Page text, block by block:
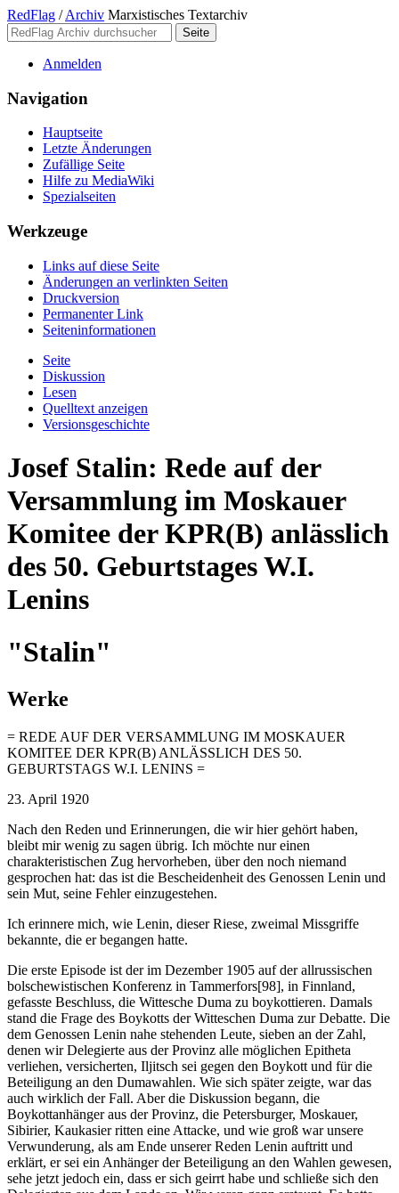
RedFlag / Archiv Marxistisches Textarchiv
Anmelden
Navigation
Hauptseite
Letzte Änderungen
Zufällige Seite
Hilfe zu MediaWiki
Spezialseiten
Werkzeuge
Links auf diese Seite
Änderungen an verlinkten Seiten
Druckversion
Permanenter Link
Seiten­­informationen
Seite
Diskussion
Lesen
Quelltext anzeigen
Versionsgeschichte
Josef Stalin: Rede auf der
Versammlung im Moskauer
Komitee der KPR(B) anlässlich
des 50. Geburtstages W.I.
Lenins
"Stalin"
Werke
= REDE AUF DER VERSAMMLUNG IM MOSKAUER
KOMITEE DER KPR(B) ANLÄSSLICH DES 50.
GEBURTSTAGS W.I. LENINS =
23. April 1920
Nach den Reden und Erinnerungen, die wir hier gehört haben,
bleibt mir wenig zu sagen übrig. Ich möchte nur einen
charakteristischen Zug hervorheben, über den noch niemand
gesprochen hat: das ist die Bescheidenheit des Genossen Lenin und
sein Mut, seine Fehler einzugestehen.
Ich erinnere mich, wie Lenin, dieser Riese, zweimal Missgriffe
bekannte, die er begangen hatte.
Die erste Episode ist der im Dezember 1905 auf der allrussischen
bolschewistischen Konferenz in Tammerfors[98], in Finnland,
gefasste Beschluss, die Wittesche Duma zu boykottieren. Damals
stand die Frage des Boykotts der Witteschen Duma zur Debatte. Die
dem Genossen Lenin nahe stehenden Leute, sieben an der Zahl,
denen wir Delegierte aus der Provinz alle möglichen Epitheta
verliehen, versicherten, Iljitsch sei gegen den Boykott und für die
Beteiligung an den Dumawahlen. Wie sich später zeigte, war das
auch wirklich der Fall. Aber die Diskussion begann, die
Boykottanhänger aus der Provinz, die Petersburger, Moskauer,
Sibirier, Kaukasier ritten eine Attacke, und wie groß war unsere
Verwunderung, als am Ende unserer Reden Lenin auftritt und
erklärt, er sei ein Anhänger der Beteiligung an den Wahlen gewesen,
sehe jetzt jedoch ein, dass er sich geirrt habe und schließe sich den